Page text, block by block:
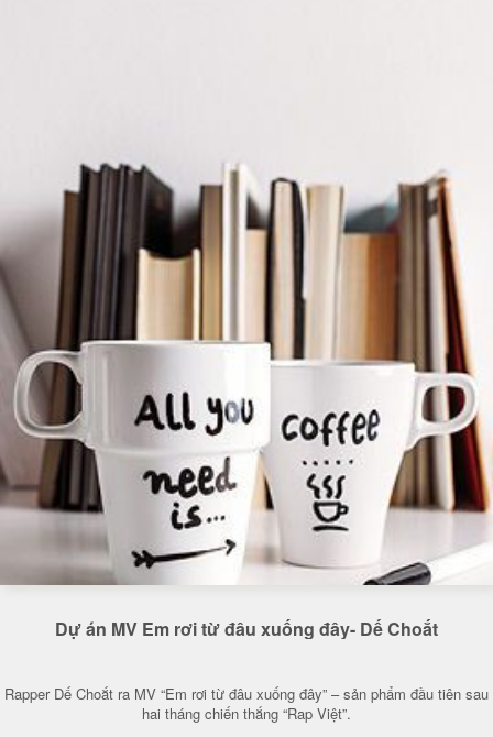
Dự án MV Em rơi từ đâu xuống đây- Dế Choắt
Rapper Dế Choắt ra MV “Em rơi từ đâu xuống đây” – sản phẩm đầu tiên sau
hai tháng chiến thắng “Rap Việt”.